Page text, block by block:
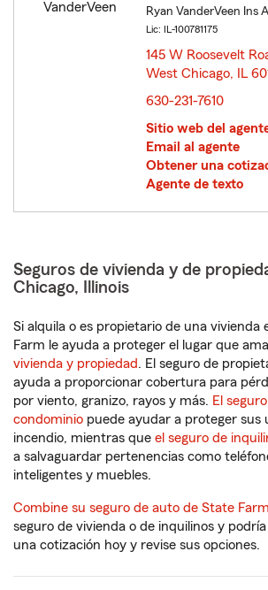
Ryan VanderVeen Ins
Lic: IL-100781175
145 W Roosevelt
West Chicago, IL
630-231-7610
Sitio web del
Email al agente
Obtener una
Agente de texto
Seguros de vivienda y de
Chicago, Illinois
Si alquila o es propietario de una vivienda
Farm le ayuda a proteger el lugar que
vivienda y propiedad. El seguro de
ayuda a proporcionar cobertura para
por viento, granizo, rayos y más. El
condominio puede ayudar a proteger sus
incendio, mientras que el seguro de
a salvaguardar pertenencias como
inteligentes y muebles.
Combine su seguro de auto de State Farm
seguro de vivienda o de inquilinos y
una cotización hoy y revise sus opciones.